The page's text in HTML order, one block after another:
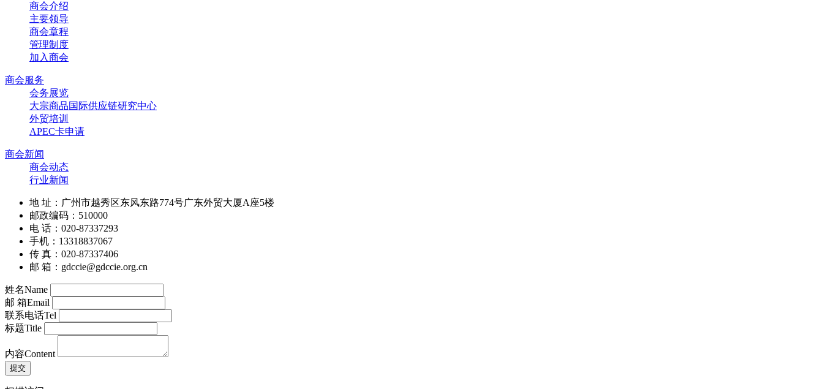
商会介绍
主要领导
商会章程
管理制度
加入商会
商会服务
会务展览
大宗商品国际供应链研究中心
外贸培训
APEC卡申请
商会新闻
商会动态
行业新闻
地 址：广州市越秀区东风东路774号广东外贸大厦A座5楼
邮政编码：510000
电 话：020-87337293
手机：13318837067
传 真：020-87337406
邮 箱：gdccie@gdccie.org.cn
姓名Name
邮 箱Email
联系电话Tel
标题Title
内容Content